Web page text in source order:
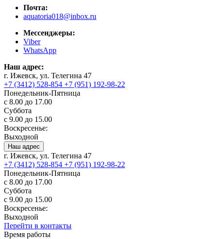
Почта:
aquatoria018@inbox.ru
Мессенджеры:
Viber
WhatsApp
Наш адрес:
г. Ижевск, ул. Телегина 47
+7 (3412) 528-854 +7 (951) 192-98-22
Понедельник-Пятница
с 8.00 до 17.00
Суббота
с 9.00 до 15.00
Воскресенье:
Выходной
Наш адрес
г. Ижевск, ул. Телегина 47
+7 (3412) 528-854 +7 (951) 192-98-22
Понедельник-Пятница
с 8.00 до 17.00
Суббота
с 9.00 до 15.00
Воскресенье:
Выходной
Перейти в контакты
Время работы